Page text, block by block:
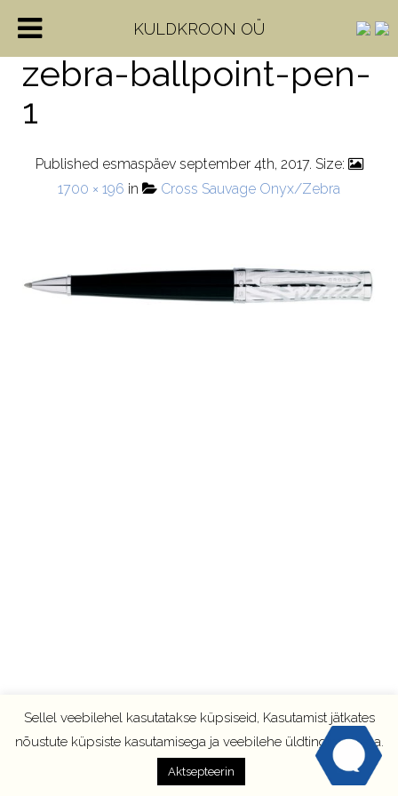
cross-sauvage-onyx-
zebra-ballpoint-pen-
1
Published esmaspäev september 4th, 2017. Size:
1700 × 196 in Cross Sauvage Onyx/Zebra
Sellel veebilehel kasutatakse küpsiseid, Kasutamist jätkates
nõustute küpsiste kasutamisega ja veebilehe üldtingimustega.
Aktsepteerin
KULDKROON OÜ